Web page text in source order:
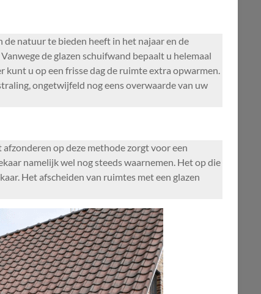
natuur te bieden heeft in het najaar en de
de glazen schuifwand bepaalt u helemaal
u op een frisse dag de ruimte extra opwarmen.
ongetwijfeld nog eens overwaarde van uw
op deze methode zorgt voor een
namelijk wel nog steeds waarnemen. Het op die
Het afscheiden van ruimtes met een glazen